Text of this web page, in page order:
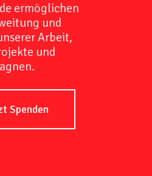
ermöglichen
und
Arbeit,
und
Spenden